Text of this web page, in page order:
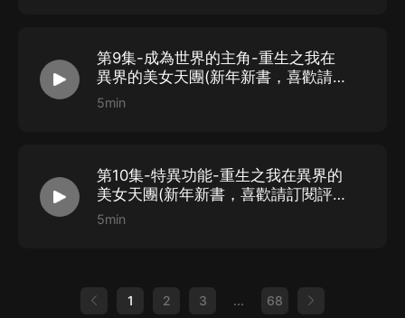
第9集-成為世界的主角-重生之我在
異界的美女天團(新年新書，喜歡請訂
閱評論點讚轉發)
5min
第10集-特異功能-重生之我在異界的
美女天團(新年新書，喜歡請訂閱評論
點讚轉發)
5min
1 2 3 ... 68